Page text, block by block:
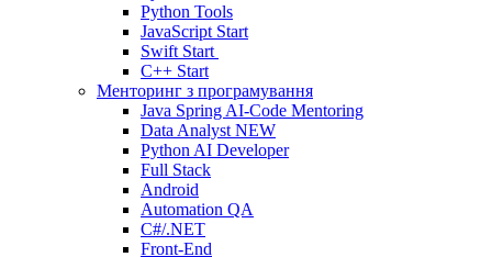
Python Tools
JavaScript Start
Swift Start
C++ Start
Менторинг з програмування
Java Spring AI-Code Mentoring
Data Analyst NEW
Python AI Developer
Full Stack
Android
Automation QA
C#/.NET
Front-End